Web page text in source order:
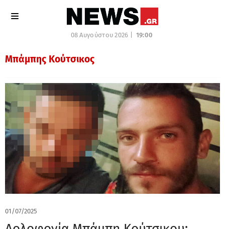
08 Αυγούστου 2026 | 19:00
Μπάμπης Κούτσικος
01/07/2025